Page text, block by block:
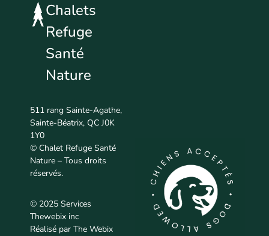
Chalets
Refuge
Santé
Nature
511 rang Sainte-Agathe,
Sainte-Béatrix, QC J0K
1Y0
© Chalet Refuge Santé
Nature – Tous droits
réservés.
© 2025 Services
Thewebix inc
Réalisé par The Webix